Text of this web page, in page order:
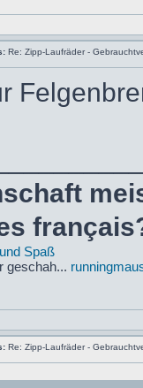
Re: Zipp-Laufräder -
Spaß
geschah...
Re: Zipp-Laufräder -